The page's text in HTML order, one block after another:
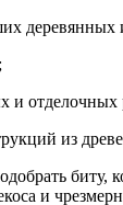
деревянных
и отделочных
из
и